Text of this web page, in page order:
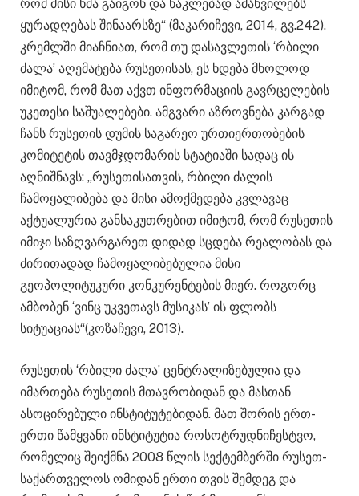
რომ მისი ხმა გაიგონ და ნაკლებად ამახვილებს
ყურადღებას შინაარსზე“ (მაკარიჩევი, 2014, გვ.242).
კრემლში მიაჩნიათ, რომ თუ დასავლეთის ‘რბილი
ძალა’ აღემატება რუსეთისას, ეს ხდება მხოლოდ
იმიტომ, რომ მათ აქვთ ინფორმაციის გავრცელების
უკეთესი საშუალებები. ამგვარი აზროვნება კარგად
ჩანს რუსეთის დუმის საგარეო ურთიერთობების
კომიტეტის თავმჯდომარის სტატიაში სადაც ის
აღნიშნავს: „რუსეთისათვის, რბილი ძალის
ჩამოყალიბება და მისი ამოქმედება კვლავაც
აქტუალურია განსაკუთრებით იმიტომ, რომ რუსეთის
იმიჯი საზღვარგარეთ დიდად სცდება რეალობას და
ძირითადად ჩამოყალიბებულია მისი
გეოპოლიტუკური კონკურენტების მიერ. როგორც
ამბობენ ‘ვინც უკვეთავს მუსიკას’ ის ფლობს
სიტუაციას“(კოზაჩევი, 2013).
რუსეთის ‘რბილი ძალა’ ცენტრალიზებულია და
იმართება რუსეთის მთავრობიდან და მასთან
ასოცირებული ინსტიტუტებიდან. მათ შორის ერთ-
ერთი წამყვანი ინსტიტუტია როსოტრუდნიჩესტვო,
რომელიც შეიქმნა 2008 წლის სექტემბერში რუსეთ-
საქართველოს ომიდან ერთი თვის შემდეგ და